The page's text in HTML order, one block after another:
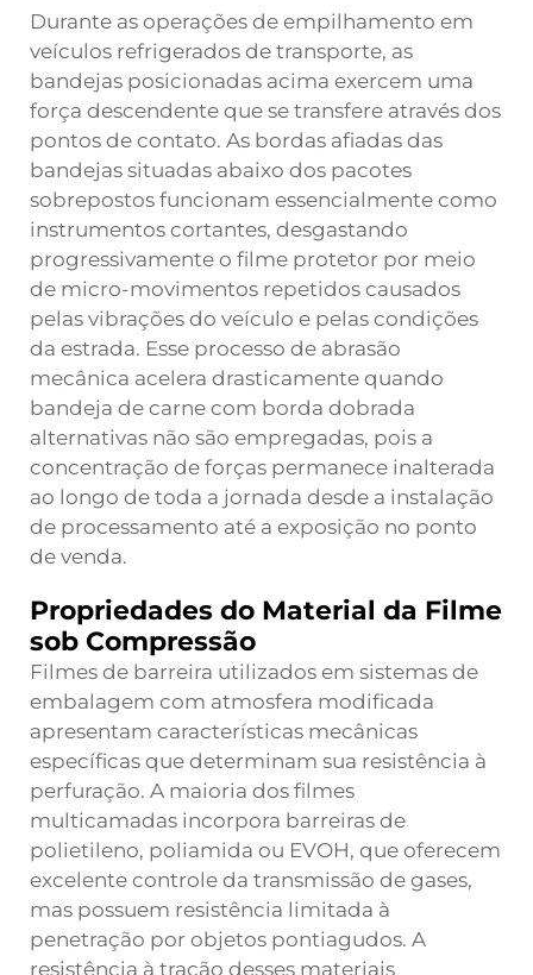
Durante as operações de empilhamento em
veículos refrigerados de transporte, as
bandejas posicionadas acima exercem uma
força descendente que se transfere através dos
pontos de contato. As bordas afiadas das
bandejas situadas abaixo dos pacotes
sobrepostos funcionam essencialmente como
instrumentos cortantes, desgastando
progressivamente o filme protetor por meio
de micro-movimentos repetidos causados
pelas vibrações do veículo e pelas condições
da estrada. Esse processo de abrasão
mecânica acelera drasticamente quando
bandeja de carne com borda dobrada
alternativas não são empregadas, pois a
concentração de forças permanece inalterada
ao longo de toda a jornada desde a instalação
de processamento até a exposição no ponto
de venda.
Propriedades do Material da Filme
sob Compressão
Filmes de barreira utilizados em sistemas de
embalagem com atmosfera modificada
apresentam características mecânicas
específicas que determinam sua resistência à
perfuração. A maioria dos filmes
multicamadas incorpora barreiras de
polietileno, poliamida ou EVOH, que oferecem
excelente controle da transmissão de gases,
mas possuem resistência limitada à
penetração por objetos pontiagudos. A
resistência à tração desses materiais